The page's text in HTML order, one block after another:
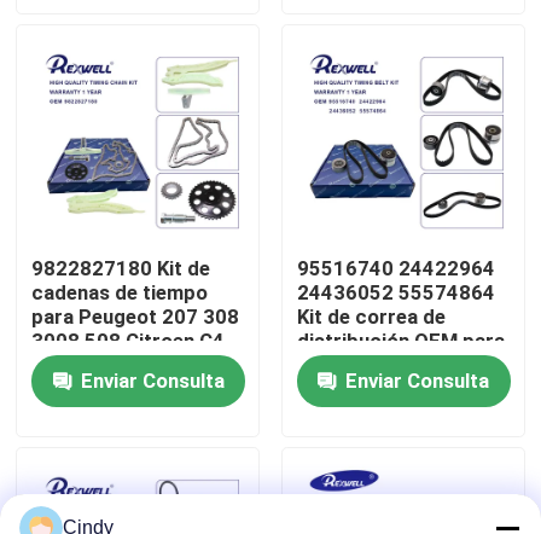
Acerca de nosotros
Recorrido por la fábrica
Control de calidad
Contáctenos
Noticias
Solicitar una cita
9822827180 Kit de
cadenas de tiempo
para Peugeot 207 308
3008 508 Citroen C4
C5
Enviar Consulta
95516740 24422964
24436052 55574864
Kit de correa de
distribución OEM para
GM Chevrolet Aveo
Opel Astra Vauxhall
Enviar Consulta
Cindy